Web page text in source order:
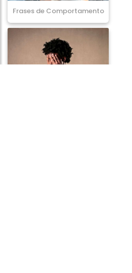
Frases de Comportamento